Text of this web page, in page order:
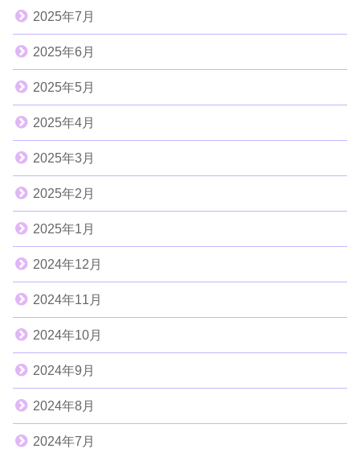
2025年7月
2025年6月
2025年5月
2025年4月
2025年3月
2025年2月
2025年1月
2024年12月
2024年11月
2024年10月
2024年9月
2024年8月
2024年7月